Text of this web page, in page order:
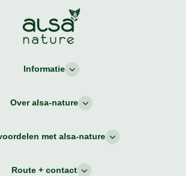
Informatie
Over alsa-nature
met alsa-nature
Route + contact